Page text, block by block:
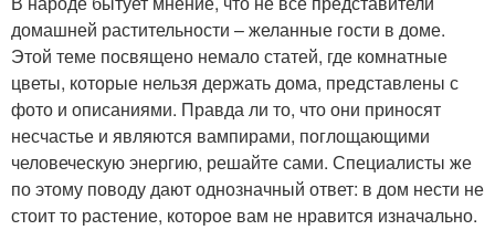
домашней растительности – желанные гости в доме.
Этой теме посвящено немало статей, где комнатные
цветы, которые нельзя держать дома, представлены с
фото и описаниями. Правда ли то, что они приносят
несчастье и являются вампирами, поглощающими
человеческую энергию, решайте сами. Специалисты же
по этому поводу дают однозначный ответ: в дом нести не
стоит то растение, которое вам не нравится изначально.